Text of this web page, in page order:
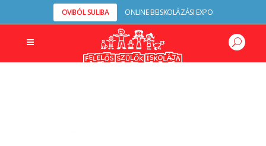
OVIBÓL SULIBA ONLINE BEISKOLÁZÁSI EXPO